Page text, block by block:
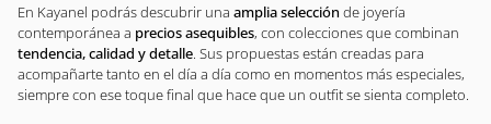
En Kayanel podrás descubrir una amplia selección de joyería
contemporánea a precios asequibles, con colecciones que combinan
tendencia, calidad y detalle. Sus propuestas están creadas para
acompañarte tanto en el día a día como en momentos más especiales,
siempre con ese toque final que hace que un outfit se sienta completo.